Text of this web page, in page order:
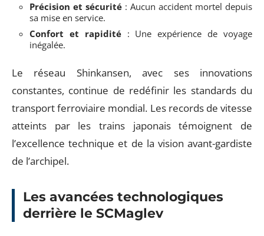
Précision et sécurité : Aucun accident mortel depuis
sa mise en service.
Confort et rapidité: Une expérience de voyage
inégalée.
Le réseau Shinkansen, avec ses innovations
constantes, continue de redéfinir les standards du
transport ferroviaire mondial. Les records de vitesse
atteints par les trains japonais témoignent de
l’excellence technique et de la vision avant-gardiste
de l’archipel.
Les avancées technologiques
derrière le SCMaglev